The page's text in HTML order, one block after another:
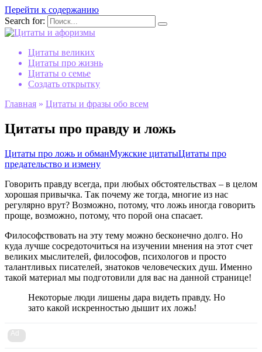
Перейти к содержанию
Search for:
Цитаты великих
Цитаты про жизнь
Цитаты о семье
Создать открытку
Главная » Цитаты и фразы обо всем
Цитаты про правду и ложь
Цитаты про ложь и обманМужские цитатыЦитаты про
предательство и измену
Говорить правду всегда, при любых обстоятельствах – в целом
хорошая привычка. Так почему же тогда, многие из нас
регулярно врут? Возможно, потому, что ложь иногда говорить
проще, возможно, потому, что порой она спасает.
Философствовать на эту тему можно бесконечно долго. Но
куда лучше сосредоточиться на изучении мнения на этот счет
великих мыслителей, философов, психологов и просто
талантливых писателей, знатоков человеческих душ. Именно
такой материал мы подготовили для вас на данной странице!
Некоторые люди лишены дара видеть правду. Но
зато какой искренностью дышит их ложь!
Ad